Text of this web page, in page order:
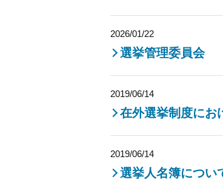
選挙管理委員会
2026/01/22
在外選挙制度にお
2019/06/14
選挙人名簿につい
2019/06/14